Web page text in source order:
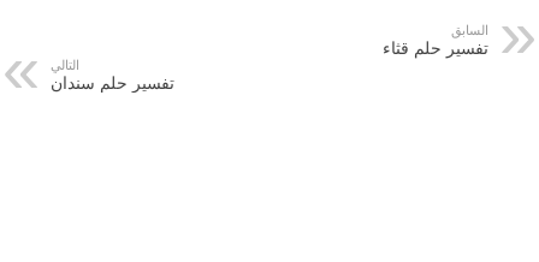
السابق
تفسير حلم قثاء
التالي
تفسير حلم سندان